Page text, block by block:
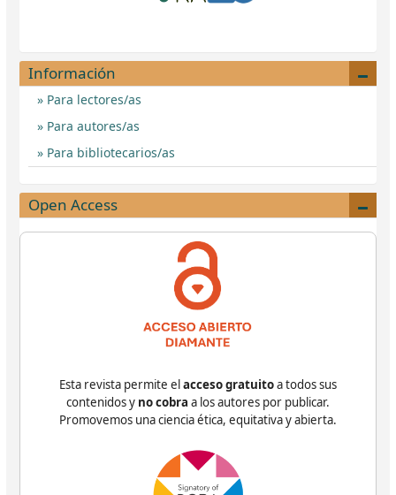
Información
Para lectores/as
Para autores/as
Para bibliotecarios/as
Open Access
Esta revista permite elacceso gratuitoa todos sus
contenidos y no cobra a los autores por publicar.
Promovemos una ciencia ética, equitativa y abierta.